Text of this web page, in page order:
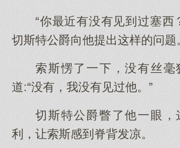
“你最近有没有见到过塞西
切斯特公爵向他提出这样的问题
索斯愣了一下，没有丝毫
道:“没有，我没有见过他。”
切斯特公爵瞥了他一眼，
利，让索斯感到脊背发凉。